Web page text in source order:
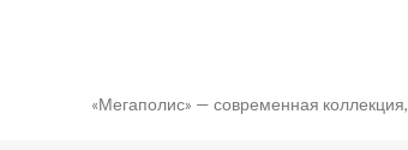
«Мегаполис» — современная